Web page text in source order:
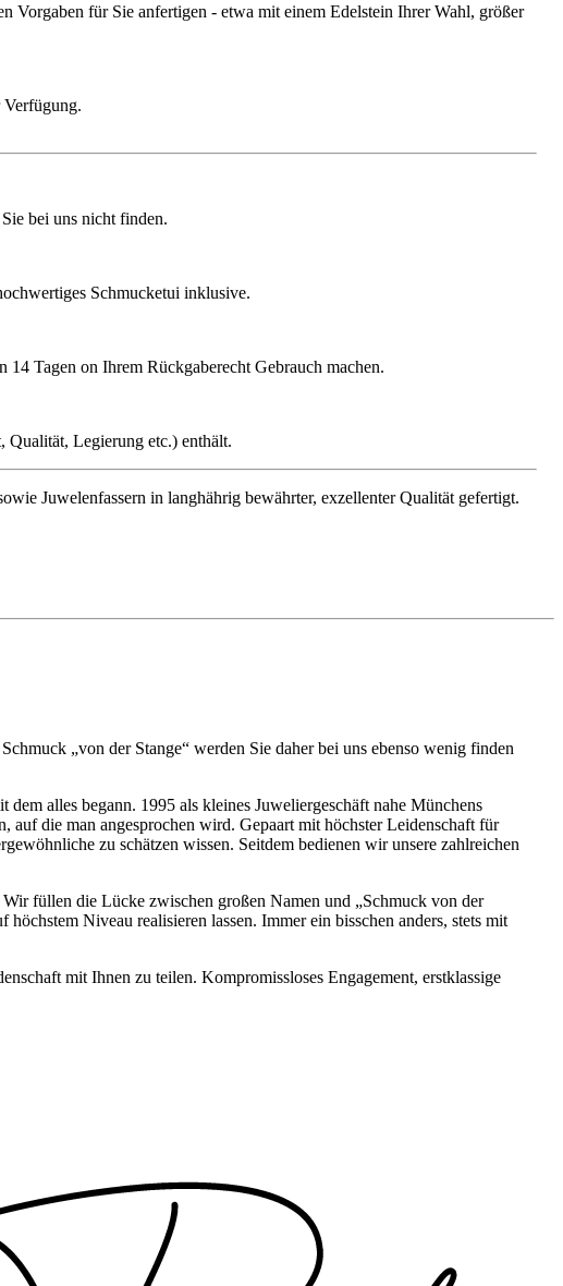
Vorgaben für Sie anfertigen - etwa mit einem Edelstein Ihrer Wahl, größer
bei uns nicht finden.
Schmucketui inklusive.
Tagen on Ihrem Rückgaberecht Gebrauch machen.
Qualität, Legierung etc.) enthält.
Juwelenfassern in langhährig bewährter, exzellenter Qualität gefertigt.
„von der Stange“ werden Sie daher bei uns ebenso wenig finden
alles begann. 1995 als kleines Juweliergeschäft nahe Münchens
die man angesprochen wird. Gepaart mit höchster Leidenschaft für
zu schätzen wissen. Seitdem bedienen wir unsere zahlreichen
füllen die Lücke zwischen großen Namen und „Schmuck von der
Niveau realisieren lassen. Immer ein bisschen anders, stets mit
mit Ihnen zu teilen. Kompromissloses Engagement, erstklassige